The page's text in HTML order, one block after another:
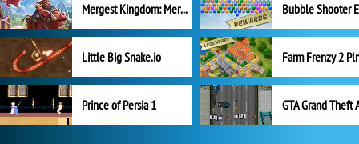
Mergest Kingdom: Merge Puzzle
Little Big Snake.io
Prince of Persia 1 GTA Grand Theft